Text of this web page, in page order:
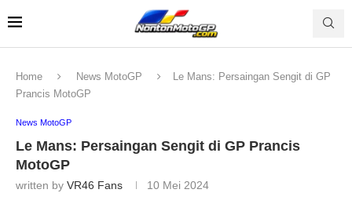
Home News MotoGP
Le Mans: Persaingan Sengit di GP
Prancis MotoGP
News MotoGP
Le Mans: Persaingan Sengit di GP Prancis
MotoGP
written by VR46 Fans 10 Mei 2024